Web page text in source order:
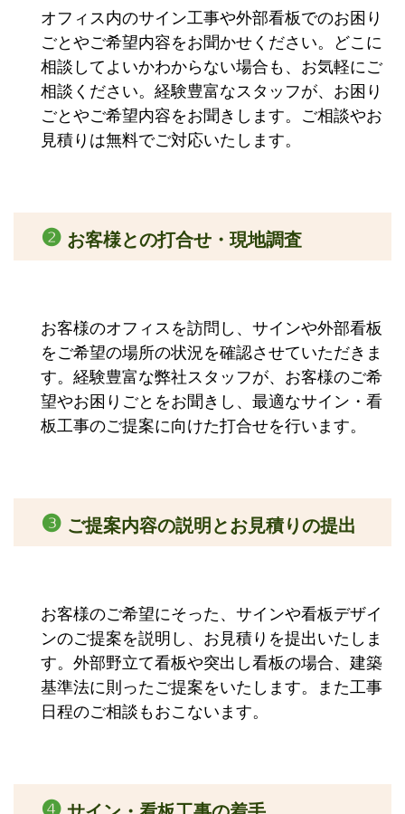
オフィス内のサイン工事や外部看板でのお困り
ごとやご希望内容をお聞かせください。どこに
相談してよいかわからない場合も、お気軽にご
相談ください。経験豊富なスタッフが、お困り
ごとやご希望内容をお聞きします。ご相談やお
見積りは無料でご対応いたします。
❷ お客様との打合せ・現地調査
お客様のオフィスを訪問し、サインや外部看板
をご希望の場所の状況を確認させていただきま
す。経験豊富な弊社スタッフが、お客様のご希
望やお困りごとをお聞きし、最適なサイン・看
板工事のご提案に向けた打合せを行います。
❸ ご提案内容の説明とお見積りの提出
お客様のご希望にそった、サインや看板デザイ
ンのご提案を説明し、お見積りを提出いたしま
す。外部野立て看板や突出し看板の場合、建築
基準法に則ったご提案をいたします。また工事
日程のご相談もおこないます。